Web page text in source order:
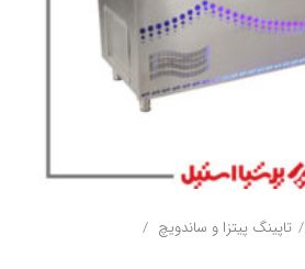
تاپینگ پیتزا و ساندویچ